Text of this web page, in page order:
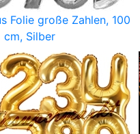
Folie große Zahlen, 100
cm, Silber